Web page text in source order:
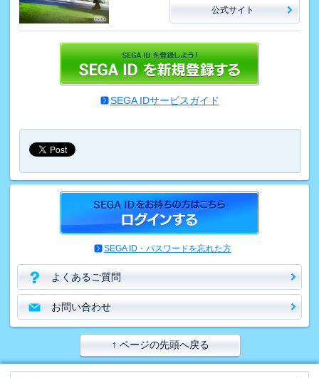
公式サイト
SEGA IDサービスガイド
SEGA ID・パスワードを忘れた方
よくあるご質問
お問い合わせ
↑ ページの先頭へ戻る